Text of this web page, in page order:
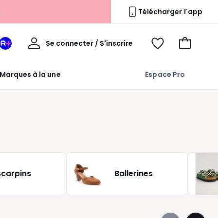
Télécharger l'app
Marques à la une Espace Pro
Mon
Redoute
Se connecter / S'inscrire
Mon
Voir
Voir
Ballerines